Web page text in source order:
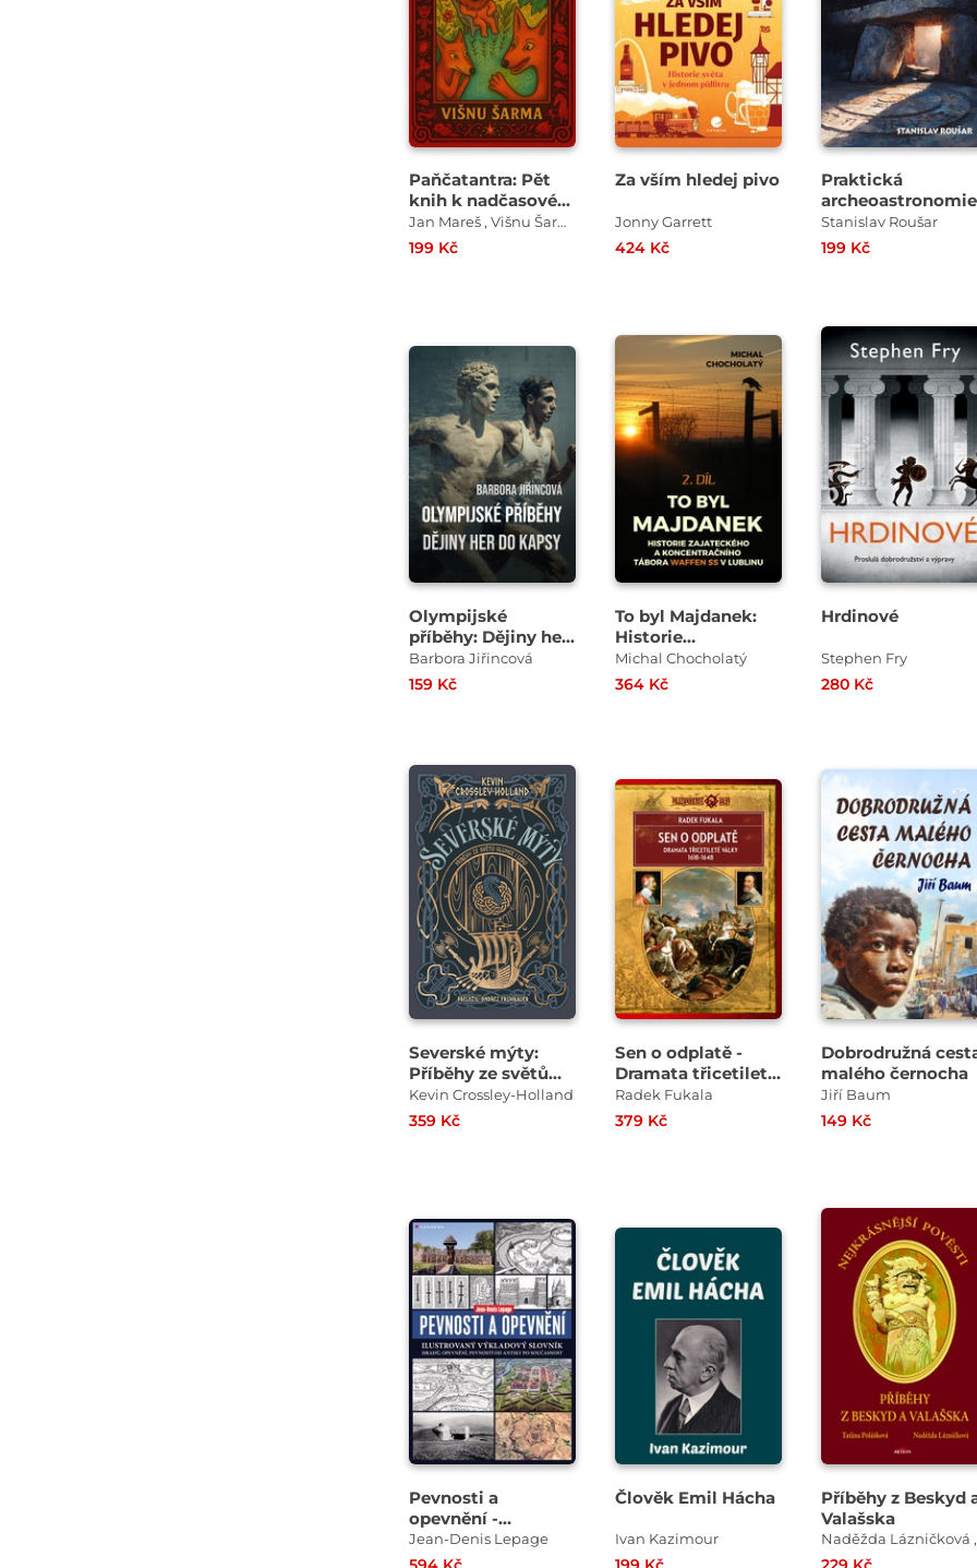
Paňčatantra: Pět
knih k nadčasové
moudrosti
Jan Mareš , Višnu Šarma
199 Kč
Za vším hledej pivo
Jonny Garrett
424 Kč
Praktická
archeoastronomie
Stanislav Roušar
199 Kč
Olympijské
příběhy: Dějiny her
do kapsy
Barbora Jiřincová
159 Kč
To byl Majdanek:
Historie
zajateckého a
koncentračního
Michal Chocholatý
364 Kč
Hrdinové
Stephen Fry
280 Kč
Severské mýty:
Příběhy ze světů
slunce i ledu
Kevin Crossley-Holland
359 Kč
Sen o odplatě -
Dramata třicetileté
války 1618–1648
Radek Fukala
379 Kč
Dobrodružná
malého černocha
Jiří Baum
149 Kč
Pevnosti a
opevnění -
Ilustrovaný
výkladový slovník
Jean-Denis Lepage
Člověk Emil Hácha
Ivan Kazimour
Příběhy z Beskyd
Valašska